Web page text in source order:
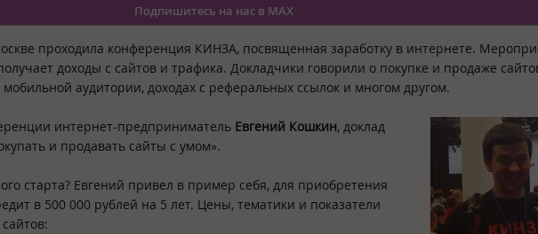
Подпишитесь на нас в MAX
проходила конференция КИНЗА, посвященная заработку в интернете.
доходы с сайтов и трафика. Докладчики говорили о покупке и продаже
мобильной аудитории, доходах с реферальных ссылок и многом другом.
интернет-предприниматель Евгений Кошкин, доклад
и продавать сайты с умом».
старта? Евгений привел в пример себя, для приобретения
в 500 000 рублей на 5 лет. Цены, тематики и показатели